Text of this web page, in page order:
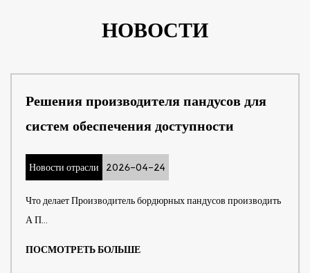
НОВОСТИ
Решения производителя пандусов для
систем обеспечения доступности
Новости отрасли 2026-04-24
Что делает Производитель бордюрных пандусов производить
А П...
ПОСМОТРЕТЬ БОЛЬШЕ